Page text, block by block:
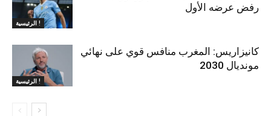
الرئيسية !
رفض عرضه الأول
الرئيسية !
كانيزاريس: المغرب منافس قوي على نهائي
مونديال 2030